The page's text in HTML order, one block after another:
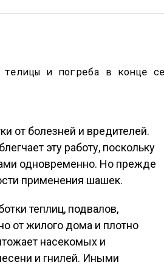
от болезней и вредителей.
эту работу, поскольку
одновременно. Но прежде
применения шашек.
теплиц, подвалов,
от жилого дома и плотно
насекомых и
и гнилей. Иными